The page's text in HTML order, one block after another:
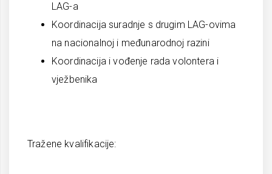
LAG-a
Koordinacija suradnje s drugim LAG-ovima
na nacionalnoj i međunarodnoj razini
Koordinacija i vođenje rada volontera i
vježbenika
Tražene kvalifikacije: